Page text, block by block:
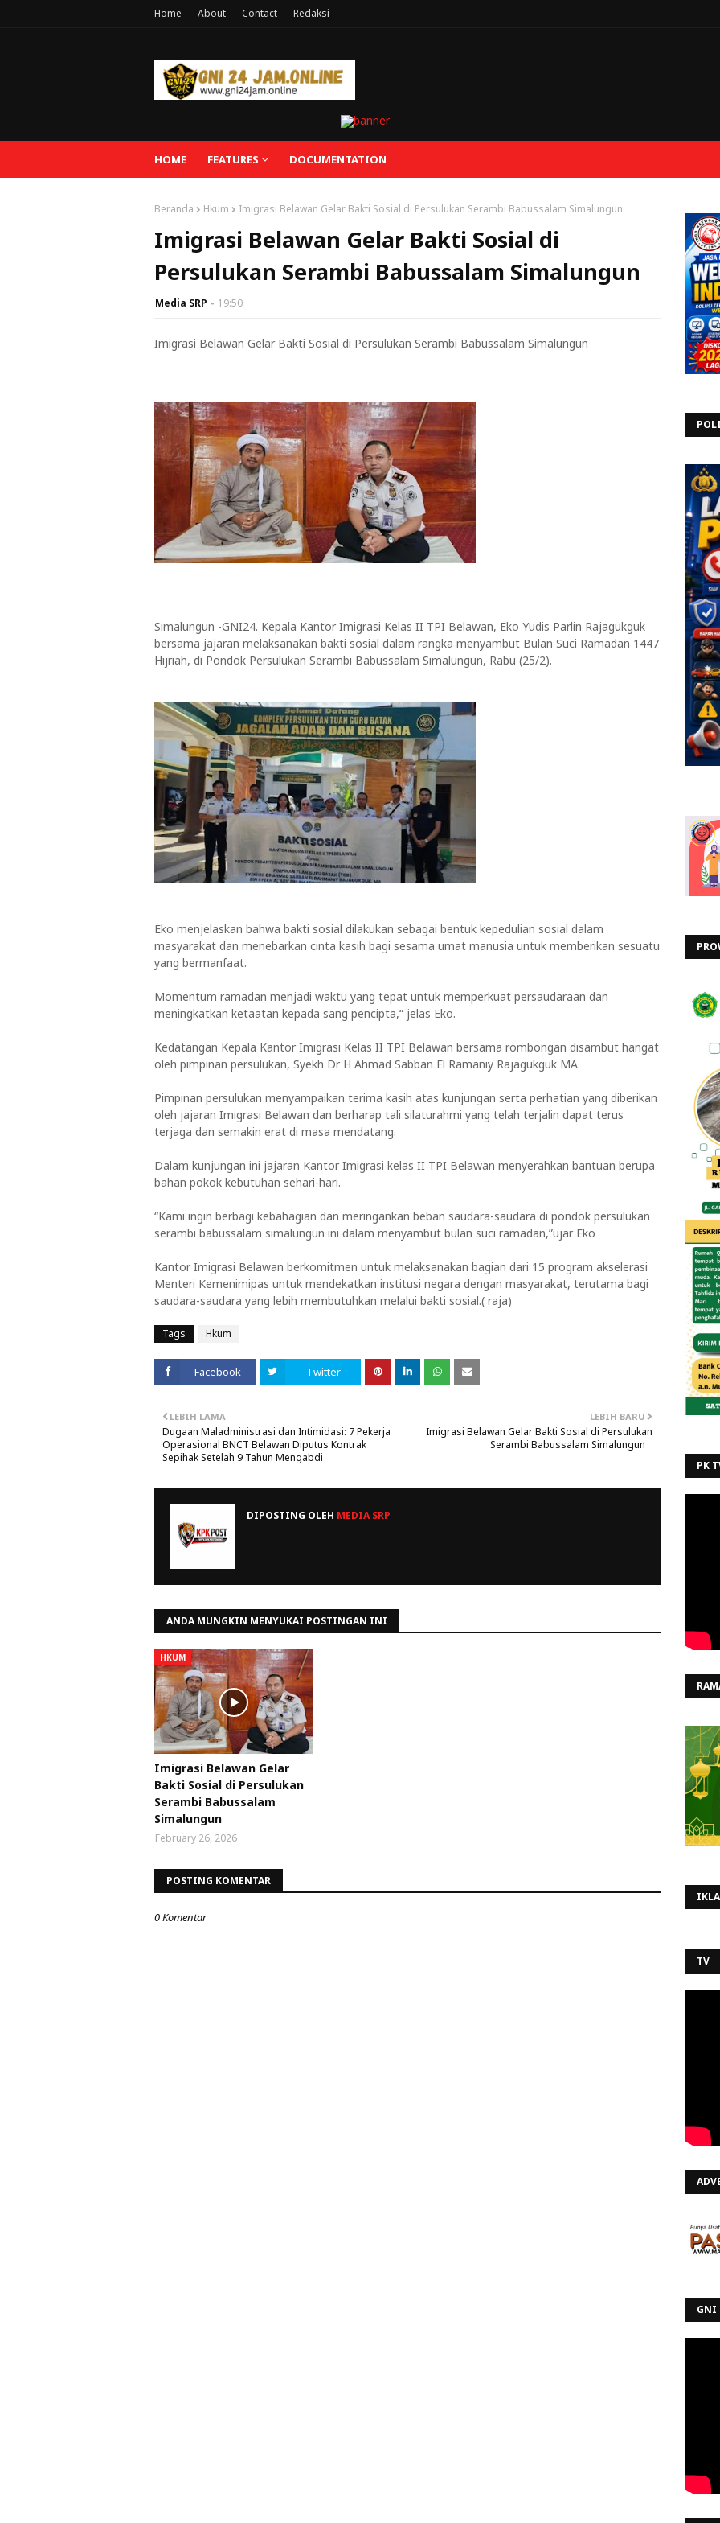
Home About Contact Redaksi
HOME FEATURES DOCUMENTATION
Beranda Hkum Imigrasi Belawan Gelar Bakti Sosial di Persulukan Serambi Babussalam Simalungun
Imigrasi Belawan Gelar Bakti Sosial di
Persulukan Serambi Babussalam Simalungun
Media SRP 19:50
Imigrasi Belawan Gelar Bakti Sosial di Persulukan Serambi Babussalam Simalungun
Simalungun -GNI24. Kepala Kantor Imigrasi Kelas II TPI Belawan, Eko Yudis Parlin Rajagukguk
bersama jajaran melaksanakan bakti sosial dalam rangka menyambut Bulan Suci Ramadan 1447
Hijriah, di Pondok Persulukan Serambi Babussalam Simalungun, Rabu (25/2).
Eko menjelaskan bahwa bakti sosial dilakukan sebagai bentuk kepedulian sosial dalam
masyarakat dan menebarkan cinta kasih bagi sesama umat manusia untuk memberikan sesuatu
yang bermanfaat.
Momentum ramadan menjadi waktu yang tepat untuk memperkuat persaudaraan dan
meningkatkan ketaatan kepada sang pencipta,“ jelas Eko.
Kedatangan Kepala Kantor Imigrasi Kelas II TPI Belawan bersama rombongan disambut hangat
oleh pimpinan persulukan, Syekh Dr H Ahmad Sabban El Ramaniy Rajagukguk MA.
Pimpinan persulukan menyampaikan terima kasih atas kunjungan serta perhatian yang diberikan
oleh jajaran Imigrasi Belawan dan berharap tali silaturahmi yang telah terjalin dapat terus
terjaga dan semakin erat di masa mendatang.
Dalam kunjungan ini jajaran Kantor Imigrasi kelas II TPI Belawan menyerahkan bantuan berupa
bahan pokok kebutuhan sehari-hari.
“Kami ingin berbagi kebahagian dan meringankan beban saudara-saudara di pondok persulukan
serambi babussalam simalungun ini dalam menyambut bulan suci ramadan,”ujar Eko
Kantor Imigrasi Belawan berkomitmen untuk melaksanakan bagian dari 15 program akselerasi
Menteri Kemenimipas untuk mendekatkan institusi negara dengan masyarakat, terutama bagi
saudara-saudara yang lebih membutuhkan melalui bakti sosial.( raja)
Tags Hkum
Facebook Twitter
LEBIH BARU
Imigrasi Belawan Gelar Bakti Sosial di Persulukan
Serambi Babussalam Simalungun ‎ ‎ ‎
LEBIH LAMA
Dugaan Maladministrasi dan Intimidasi: 7 Pekerja
Operasional BNCT Belawan Diputus Kontrak
Sepihak Setelah 9 Tahun Mengabdi
DIPOSTING OLEH MEDIA SRP
ANDA MUNGKIN MENYUKAI POSTINGAN INI
HKUM
Imigrasi Belawan Gelar
Bakti Sosial di Persulukan
Serambi Babussalam
Simalungun
February 26, 2026
POSTING KOMENTAR
0 Komentar
PK
TV
GNI